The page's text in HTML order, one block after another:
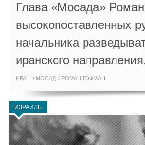
Глава «Мосада»
высокопоставленных
начальника
иранского направления.
ИРАН МОСАД РОМАН ГОФМАН
ИЗРАИЛЬ